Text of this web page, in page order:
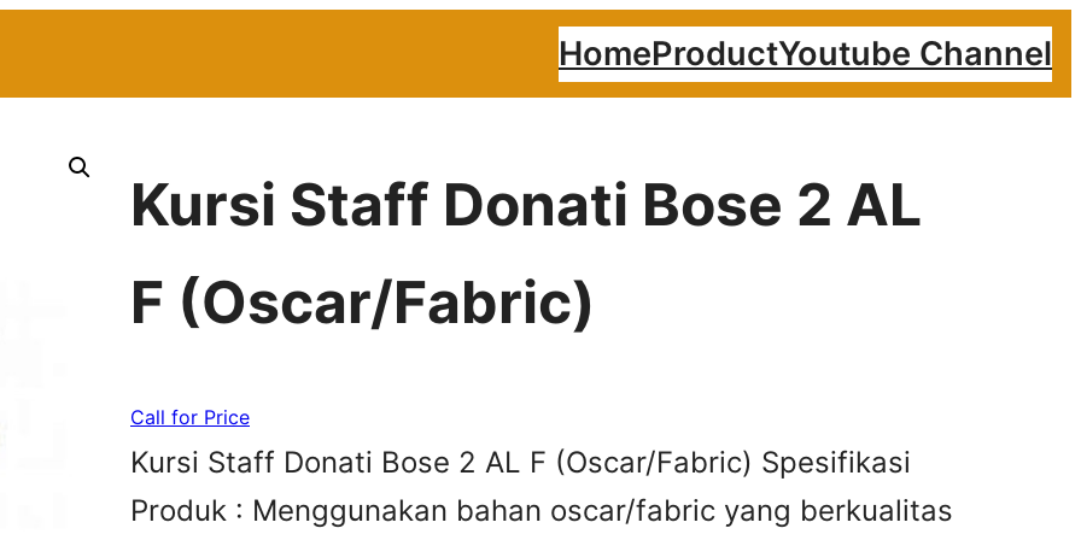
HomeProductYoutube Channel
Kursi Staff Donati Bose 2 AL
F (Oscar/Fabric)
Call for Price
Kursi Staff Donati Bose 2 AL F (Oscar/Fabric) Spesifikasi
Produk : Menggunakan bahan oscar/fabric yang berkualitas